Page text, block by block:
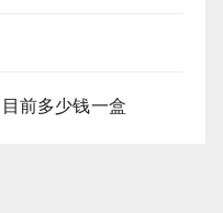
前多少钱一盒